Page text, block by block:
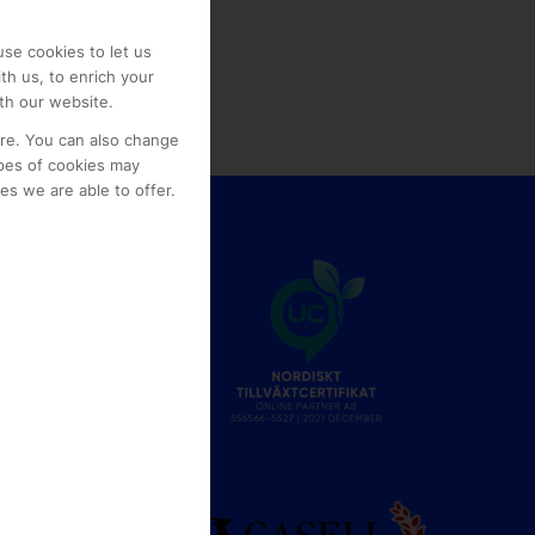
cookies to let us
us, to enrich your
our website.
You can also change
of cookies may
we are able to offer.